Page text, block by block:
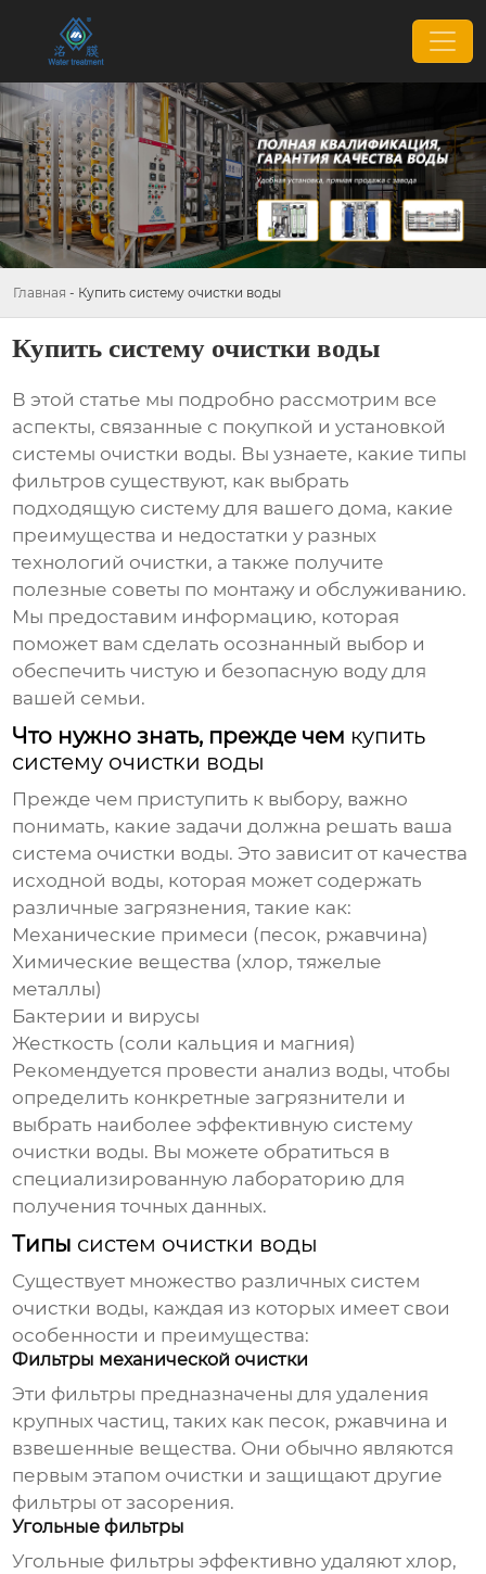
Главная - Купить систему очистки воды
Купить систему очистки воды
В этой статье мы подробно рассмотрим все
аспекты, связанные с покупкой и установкой
системы очистки воды. Вы узнаете, какие типы
фильтров существуют, как выбрать
подходящую систему для вашего дома, какие
преимущества и недостатки у разных
технологий очистки, а также получите
полезные советы по монтажу и обслуживанию.
Мы предоставим информацию, которая
поможет вам сделать осознанный выбор и
обеспечить чистую и безопасную воду для
вашей семьи.
Что нужно знать, прежде чем купить
систему очистки воды
Прежде чем приступить к выбору, важно
понимать, какие задачи должна решать ваша
система очистки воды. Это зависит от качества
исходной воды, которая может содержать
различные загрязнения, такие как:
Механические примеси (песок, ржавчина)
Химические вещества (хлор, тяжелые
металлы)
Бактерии и вирусы
Жесткость (соли кальция и магния)
Рекомендуется провести анализ воды, чтобы
определить конкретные загрязнители и
выбрать наиболее эффективную систему
очистки воды. Вы можете обратиться в
специализированную лабораторию для
получения точных данных.
Типы систем очистки воды
Существует множество различных систем
очистки воды, каждая из которых имеет свои
особенности и преимущества:
Фильтры механической очистки
Эти фильтры предназначены для удаления
крупных частиц, таких как песок, ржавчина и
взвешенные вещества. Они обычно являются
первым этапом очистки и защищают другие
фильтры от засорения.
Угольные фильтры
Угольные фильтры эффективно удаляют хлор,